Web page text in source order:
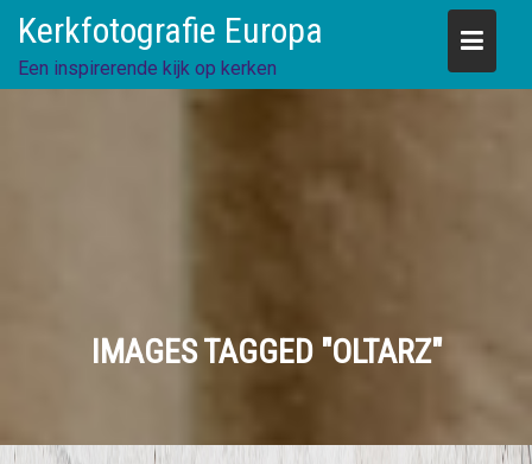
content
Kerkfotografie Europa
Een inspirerende kijk op kerken
IMAGES TAGGED "OLTARZ"